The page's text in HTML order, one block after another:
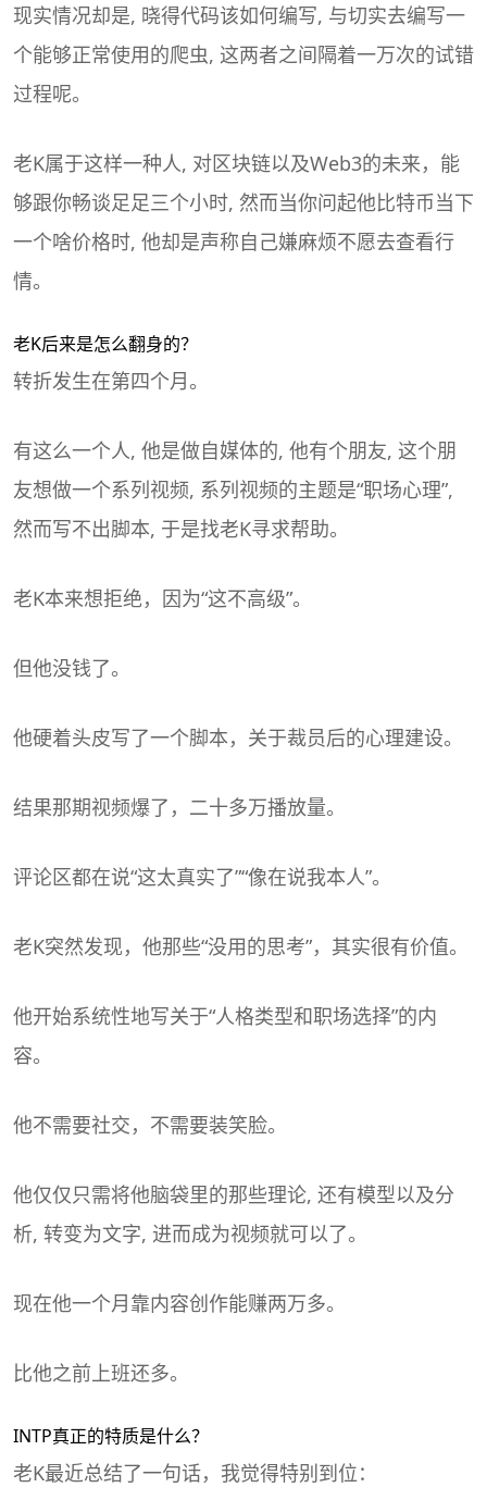
现实情况却是, 晓得代码该如何编写, 与切实去编写一
个能够正常使用的爬虫, 这两者之间隔着一万次的试错
过程呢。
老K属于这样一种人, 对区块链以及Web3的未来，能
够跟你畅谈足足三个小时, 然而当你问起他比特币当下
一个啥价格时, 他却是声称自己嫌麻烦不愿去查看行
情。
老K后来是怎么翻身的？
转折发生在第四个月。
有这么一个人, 他是做自媒体的, 他有个朋友, 这个朋
友想做一个系列视频, 系列视频的主题是“职场心理”,
然而写不出脚本, 于是找老K寻求帮助。
老K本来想拒绝，因为“这不高级”。
但他没钱了。
他硬着头皮写了一个脚本，关于裁员后的心理建设。
结果那期视频爆了，二十多万播放量。
评论区都在说“这太真实了”“像在说我本人”。
老K突然发现，他那些“没用的思考”，其实很有价值。
他开始系统性地写关于“人格类型和职场选择”的内
容。
他不需要社交，不需要装笑脸。
他仅仅只需将他脑袋里的那些理论, 还有模型以及分
析, 转变为文字, 进而成为视频就可以了。
现在他一个月靠内容创作能赚两万多。
比他之前上班还多。
INTP真正的特质是什么？
老K最近总结了一句话，我觉得特别到位：